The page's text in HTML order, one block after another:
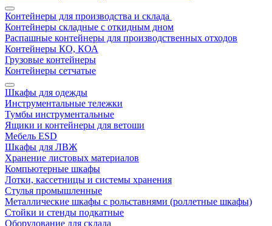
Контейнеры для производства и склада
Контейнеры складные с откидным дном
Распашные контейнеры для производственных отходов
Контейнеры КО, КОА
Грузовые контейнеры
Контейнеры сетчатые
Шкафы для одежды
Инструментальные тележки
Тумбы инструментальные
Ящики и контейнеры для ветоши
Мебель ESD
Шкафы для ЛВЖ
Хранение листовых материалов
Компьютерные шкафы
Лотки, кассетницы и системы хранения
Стулья промышленные
Металлические шкафы с рольставнями (роллетные шкафы)
Стойки и стенды подкатные
Оборудование для склада